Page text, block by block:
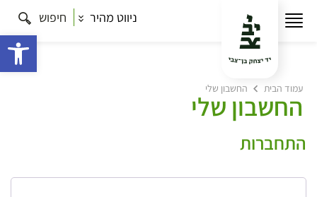
ניווט מהיר חיפוש
עמוד הבית החשבון שלי
החשבון שלי
התחברות